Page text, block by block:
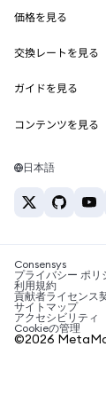
MetaMask
Snaps
Web3サービス
セキュリティ
サポート
キャリア
お問い合わせ
価格を見る
イーサリアムの価格
Solanaの価格
Tetherの価格
交換レートを見る
ETH→USD
USDT→INR
BTC→INR
ETH→USDT
ガイドを見る
ETHの購入
USDTの購入
SHIBの購入
BNBの購入
コンテンツを見る
Solanaウォレット
税制関連ニュース
暗号資産の購入方
ビットコインを売
日本語
Consensys
プライバシー ポリ
利用規約
貢献者ライセンス
サイトマップ
アクセシビリティ
Cookieの管理
©2026